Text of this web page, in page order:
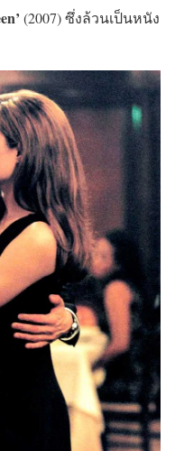
(2007) ซึ่งล้วนเป็นหนัง